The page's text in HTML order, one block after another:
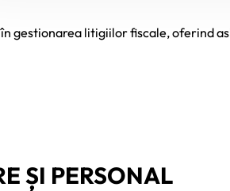
gestionarea litigiilor fiscale, oferind
ȘI PERSONAL